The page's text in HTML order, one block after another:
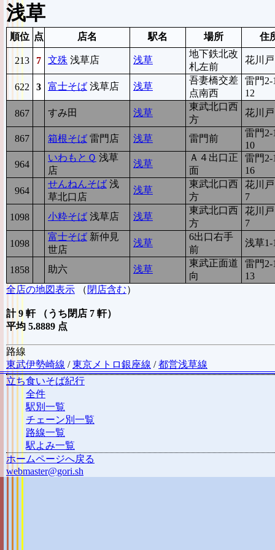
浅草
順位 点 店名 駅名 場所 住
213 7 文殊 浅草店 浅草
地下鉄北改
札左前
花川
622 3 富士そば 浅草店 浅草
吾妻橋交差
点南西
雷門2-
12
867
すみ田 浅草
東武北口西
方
花川
867 箱根そば 雷門店 浅草 雷門前
雷門2-
10
964
いわもとＱ 浅草
店
浅草
Ａ４出口正
面
雷門2-
16
964
せんねんそば 浅
草北口店
浅草
東武北口西
方
花川
7
1098
小粋そば 浅草店 浅草
東武北口西
方
花川
7
1098
富士そば 新仲見
世店
浅草
6出口右手
前
浅草1-
1858 助六 浅草
東武正面道
向
雷門2-
13
全店の地図表示 （ 閉店含む）
計 9 軒 （うち閉店 7 軒）
平均 5.8889 点
路線
東武伊勢崎線 /東京メトロ銀座線 /都営浅草線
立ち食いそば紀行
全件
駅別一覧
チェーン別一覧
路線一覧
駅よみ一覧
ホームページへ戻る
webmaster@gori.sh